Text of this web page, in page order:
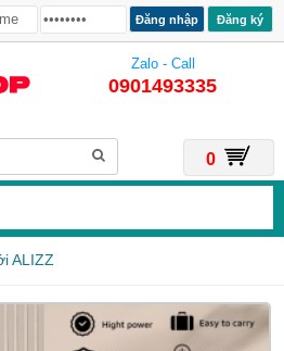
Đăng ký
Zalo - Call
0901493335
0
ALIZZ